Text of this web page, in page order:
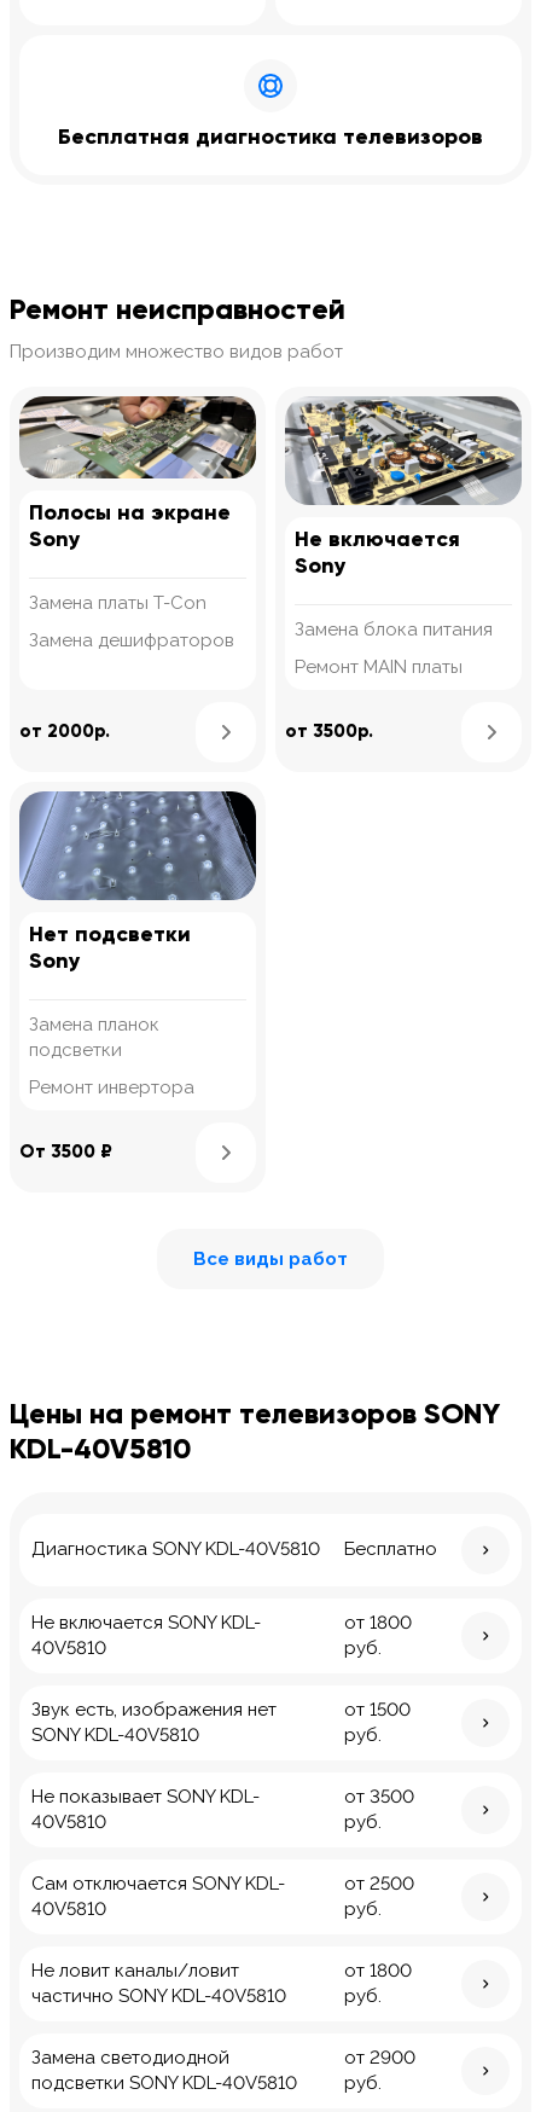
Бесплатная диагностика телевизоров
Ремонт неисправностей
Производим множество видов работ
Полосы на экране
Sony
Замена платы T-Con
Замена дешифраторов
от 2000р. Узнать подробнее
Не включается
Sony
Замена блока питания
Ремонт MAIN платы
от 3500р.
Нет подсветки
Sony
Замена планок
подсветки
Ремонт инвертора
От 3500 ₽
Все виды работ
Цены на ремонт телевизоров SONY
KDL-40V5810
Диагностика SONY KDL-40V5810 Бесплатно
Не включается SONY KDL-
40V5810
от 1800
руб.
Звук есть, изображения нет
SONY KDL-40V5810
от 1500
руб.
Не показывает SONY KDL-
40V5810
от 3500
руб.
Сам отключается SONY KDL-
40V5810
от 2500
руб.
Не ловит каналы/ловит
частично SONY KDL-40V5810
от 1800
руб.
Замена светодиодной
подсветки SONY KDL-40V5810
от 2900
руб.